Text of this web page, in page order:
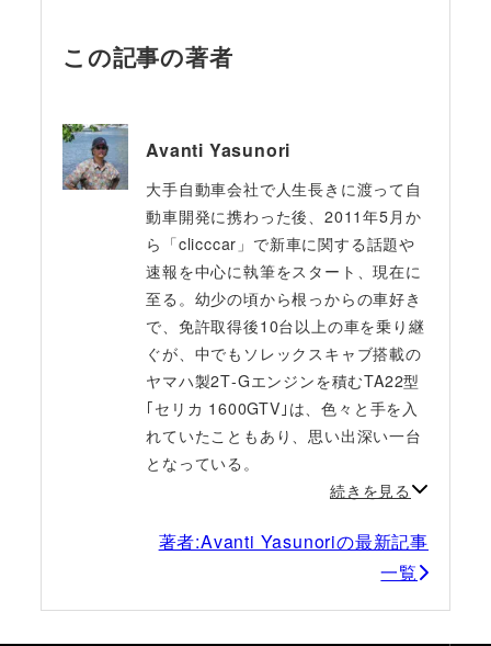
この記事の著者
Avanti Yasunori
大手自動車会社で人生長きに渡って自
動車開発に携わった後、2011年5月か
ら「clicccar」で新車に関する話題や
速報を中心に執筆をスタート、現在に
至る。幼少の頃から根っからの車好き
で、免許取得後10台以上の車を乗り継
ぐが、中でもソレックスキャブ搭載の
ヤマハ製2T‐Gエンジンを積むTA22型
｢セリカ 1600GTV｣は、色々と手を入
れていたこともあり、思い出深い一台
となっている。
続きを見る
著者:Avanti Yasunoriの最新記事
一覧